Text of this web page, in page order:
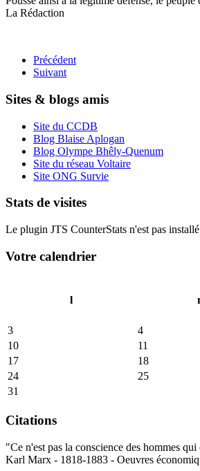
La Rédaction
Précédent
Suivant
Sites & blogs amis
Site du CCDB
Blog Blaise Aplogan
Blog Olympe Bhêly-Quenum
Site du réseau Voltaire
Site ONG Survie
Stats de visites
Le plugin JTS CounterStats n'est pas
Votre calendrier
l
3
4
10
11
17
18
24
25
31
Citations
"Ce n'est pas la conscience des hommes
Karl Marx - 1818-1883 - Oeuvres